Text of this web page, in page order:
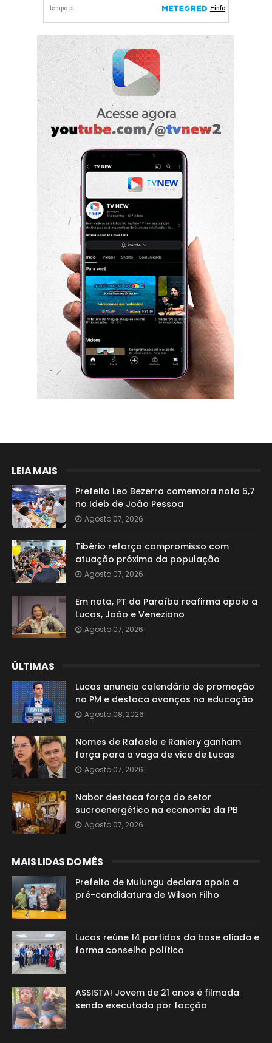
LEIA MAIS
Prefeito Leo Bezerra comemora nota 5,7
no Ideb de João Pessoa
Agosto 07, 2026
Tibério reforça compromisso com
atuação próxima da população
Agosto 07, 2026
Em nota, PT da Paraíba reafirma apoio a
Lucas, João e Veneziano
Agosto 07, 2026
ÚLTIMAS
Lucas anuncia calendário de promoção
na PM e destaca avanços na educação
Agosto 08, 2026
Nomes de Rafaela e Raniery ganham
força para a vaga de vice de Lucas
Agosto 07, 2026
Nabor destaca força do setor
sucroenergético na economia da PB
Agosto 07, 2026
MAIS LIDAS DO MÊS
Prefeito de Mulungu declara apoio a
pré-candidatura de Wilson Filho
Lucas reúne 14 partidos da base aliada e
forma conselho político
ASSISTA! Jovem de 21 anos é filmada
sendo executada por facção